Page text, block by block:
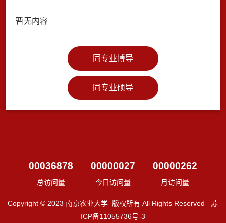
暂无内容
同专业博导
同专业硕导
00036878
总访问量
00000027
今日访问量
00000262
月访问量
Copyright © 2023 南京农业大学 版权所有 All Rights Reserved 苏
ICP备11055736号-3